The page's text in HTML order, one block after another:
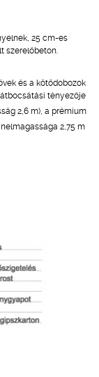
25 cm-es
szerelőbeton.
és a kötődobozok
tényezője
2,6 m), a prémium
2,75 m